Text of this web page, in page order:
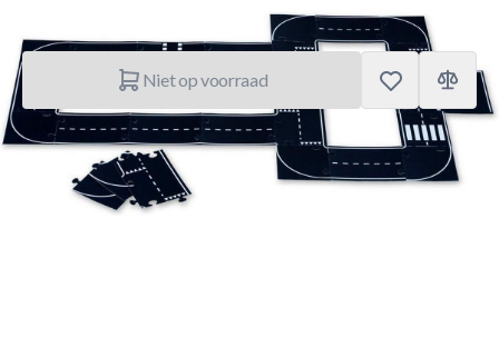
Niet op voorraad
Korte Beschrijving
Spel van het merk BS Toys, bevat 2 autootjes, 24 stukken